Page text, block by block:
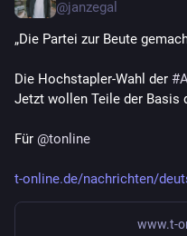
@janzegal
„Die Partei zur Beute
Die Hochstapler-Wahl der #
Jetzt wollen Teile der Basis
Für @tonline
t-online.de/nachrichten/
www.t-